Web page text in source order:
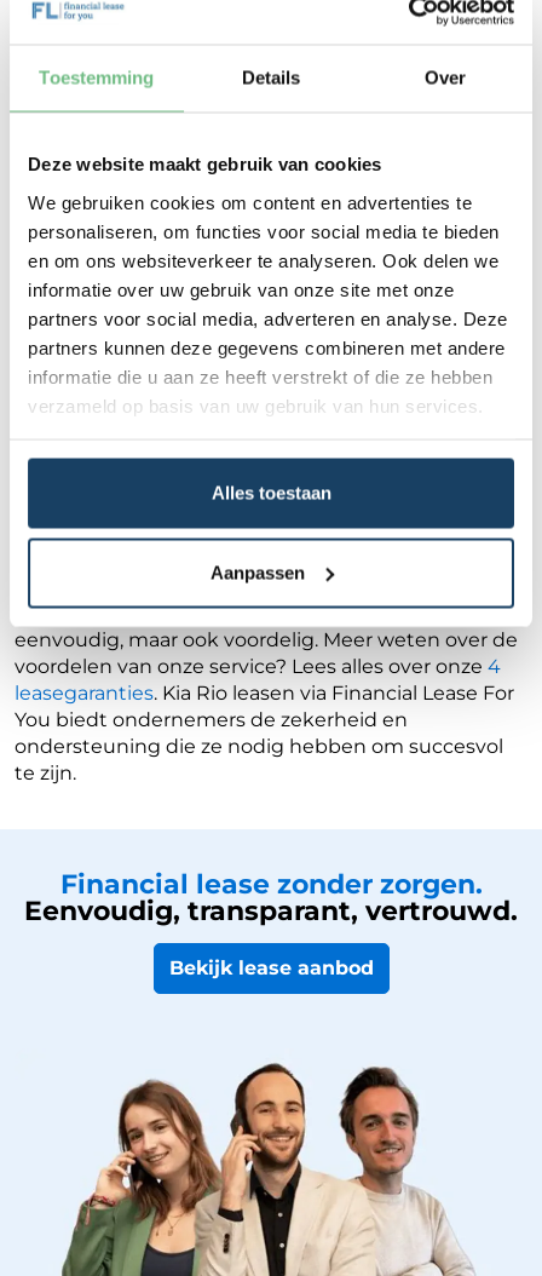
Toestemming Details Over
Deze website maakt gebruik van cookies
We gebruiken cookies om content en advertenties te
personaliseren, om functies voor social media te bieden
en om ons websiteverkeer te analyseren. Ook delen we
informatie over uw gebruik van onze site met onze
partners voor social media, adverteren en analyse. Deze
partners kunnen deze gegevens combineren met andere
informatie die u aan ze heeft verstrekt of die ze hebben
verzameld op basis van uw gebruik van hun services.
Alles toestaan
Aanpassen
Voor ondernemers die overwegen een Kia Rio te
dezelfde prijsklasse. De Hyundai i20
design. Een andere optie is de
Volkswagen Polo
uitblinkt in kwaliteit en betrouwbaarheid. Het leasen
van een van deze auto's via Kia Rio financial lease
biedt ondernemers de flexibiliteit van een vast
leasebedrag en de mogelijkheid om hun kapitaal
elders te investeren. Kia Rio financial lease is een
slimme keuze voor wie op zoek is naar een
betrouwbare en kostenefficiënte oplossing.
Dáárom jouw Kia Rio leasen via
Financial Lease For You is de ideale partner voor
ondernemers die een Kia Rio willen leasen. Onze vier
leasegaranties zorgen voor een zorgeloze ervaring:
transparante voorwaarden, flexibele contracten,
snelle acceptatie en persoonlijke service. Deze
garanties maken het Kia Rio leasen niet alleen
eenvoudig, maar ook voordelig. Meer weten over de
voordelen van onze service? Lees alles over onze 4
leasegaranties. Kia Rio leasen via Financial Lease For
You biedt ondernemers de zekerheid en
ondersteuning die ze nodig hebben om succesvol
te zijn.
Financial lease zonder zorgen.
Eenvoudig, transparant, vertrouwd.
Bekijk lease aanbod